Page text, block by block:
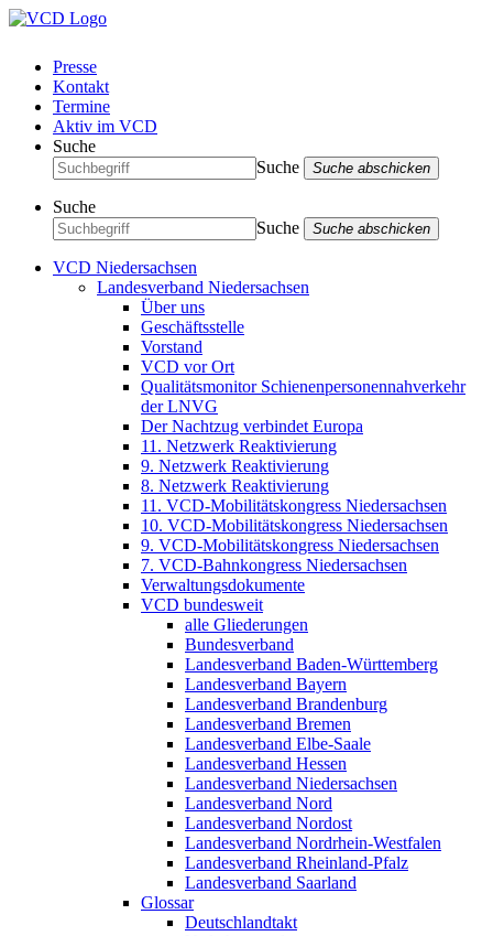
Presse
Kontakt
Termine
Aktiv im VCD
Suche
Suche
Suche abschicken
Suche
Suche
Suche abschicken
VCD Niedersachsen
Landesverband Niedersachsen
Über uns
Geschäftsstelle
Vorstand
VCD vor Ort
Qualitätsmonitor Schienenpersonennahverkehr
der LNVG
Der Nachtzug verbindet Europa
11. Netzwerk Reaktivierung
9. Netzwerk Reaktivierung
8. Netzwerk Reaktivierung
11. VCD-Mobilitätskongress Niedersachsen
10. VCD-Mobilitätskongress Niedersachsen
9. VCD-Mobilitätskongress Niedersachsen
7. VCD-Bahnkongress Niedersachsen
Verwaltungsdokumente
VCD bundesweit
alle Gliederungen
Bundesverband
Landesverband Baden-Württemberg
Landesverband Bayern
Landesverband Brandenburg
Landesverband Bremen
Landesverband Elbe-Saale
Landesverband Hessen
Landesverband Niedersachsen
Landesverband Nord
Landesverband Nordost
Landesverband Nordrhein-Westfalen
Landesverband Rheinland-Pfalz
Landesverband Saarland
Glossar
Deutschlandtakt